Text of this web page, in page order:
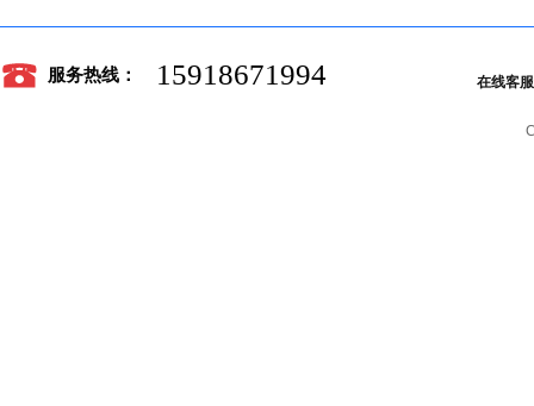
服务热线： 15918671994 在线客